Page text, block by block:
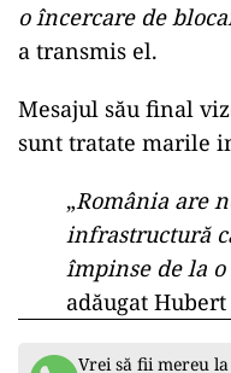
o încercare de
a transmis el.
Mesajul său final
sunt tratate marile
„România are
infrastructură
împinse de la
adăugat
Vrei să fii mereu